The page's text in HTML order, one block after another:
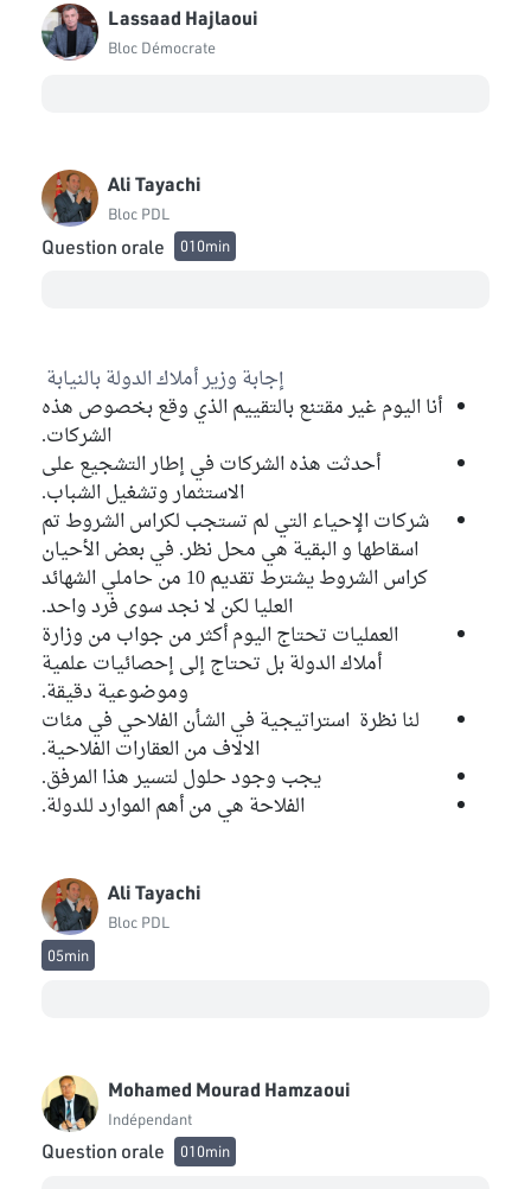
Lassaad Hajlaoui
Bloc Démocrate
Ali Tayachi
Bloc PDL
Question orale 010min
إجابة وزير أملاك الدولة بالنيابة
أنا اليوم غير مقتنع بالتقييم الذي وقع بخصوص هذه
الشركات.
أحدثت هذه الشركات في إطار التشجيع على
الاستثمار وتشغيل الشباب.
شركات الإحياء التي لم تستجب لكراس الشروط تم
اسقاطها و البقية هي محل نظر. في بعض الأحيان
كراس الشروط يشترط تقديم 10 من حاملي الشهائد
العليا لكن لا نجد سوى فرد واحد.
العمليات تحتاج اليوم أكثر من جواب من وزارة
أملاك الدولة بل تحتاج إلى إحصائيات علمية
وموضوعية دقيقة.
لنا نظرة استراتيجية في الشأن الفلاحي في مئات
الالاف من العقارات الفلاحية.
يجب وجود حلول لتسير هذا المرفق.
الفلاحة هي من أهم الموارد للدولة.
Ali Tayachi
Bloc PDL
05min
Mohamed Mourad Hamzaoui
Indépendant
Question orale 010min